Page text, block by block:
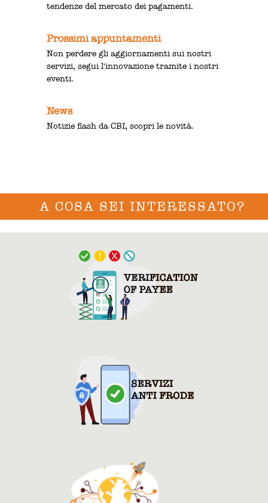
tendenze del mercato dei pagamenti.
Prossimi appuntamenti
Non perdere gli aggiornamenti sui nostri
servizi, segui l'innovazione tramite i nostri
eventi.
News
Notizie flash da CBI, scopri le novità.
A COSA SEI INTERESSATO?